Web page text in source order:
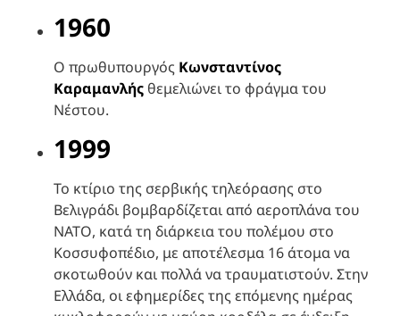
1960
Ο πρωθυπουργός Κωνσταντίνος
Καραμανλής θεμελιώνει το φράγμα του
Νέστου.
1999
Το κτίριο της σερβικής τηλεόρασης στο
Βελιγράδι βομβαρδίζεται από αεροπλάνα του
ΝΑΤΟ, κατά τη διάρκεια του πολέμου στο
Κοσσυφοπέδιο, με αποτέλεσμα 16 άτομα να
σκοτωθούν και πολλά να τραυματιστούν. Στην
Ελλάδα, οι εφημερίδες της επόμενης ημέρας